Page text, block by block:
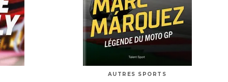
AUTRES SPORTS